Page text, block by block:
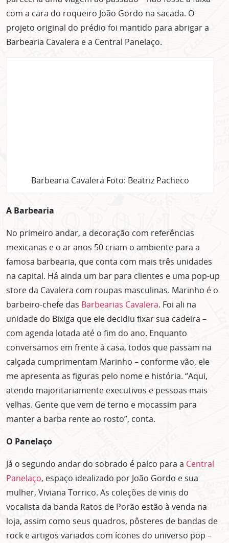
com a cara do roqueiro João Gordo na sacada. O
projeto original do prédio foi mantido para abrigar a
Barbearia Cavalera e a Central Panelaço.
Barbearia Cavalera Foto: Beatriz Pacheco
A Barbearia
No primeiro andar, a decoração com referências
mexicanas e o ar anos 50 criam o ambiente para a
famosa barbearia, que conta com mais três unidades
na capital. Há ainda um bar para clientes e uma pop-up
store da Cavalera com roupas masculinas. Marinho é o
barbeiro-chefe das Barbearias Cavalera. Foi ali na
unidade do Bixiga que ele decidiu fixar sua cadeira –
com agenda lotada até o fim do ano. Enquanto
conversamos em frente à casa, todos que passam na
calçada cumprimentam Marinho – conforme vão, ele
me apresenta as figuras pelo nome e história. “Aqui,
atendo majoritariamente executivos e pessoas mais
velhas. Gente que vem de terno e mocassim para
manter a barba rente ao rosto”, conta.
O Panelaço
Já o segundo andar do sobrado é palco para a Central
Panelaço, espaço idealizado por João Gordo e sua
mulher, Viviana Torrico. As coleções de vinis do
vocalista da banda Ratos de Porão estão à venda na
loja, assim como seus quadros, pôsteres de bandas de
rock e artigos variados com ícones do universo pop –